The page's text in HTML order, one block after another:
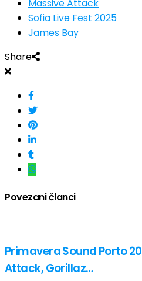
Massive Attack
Sofia Live Fest 2025
James Bay
Share
Povezani članci
Primavera Sound Porto
Attack, Gorillaz…